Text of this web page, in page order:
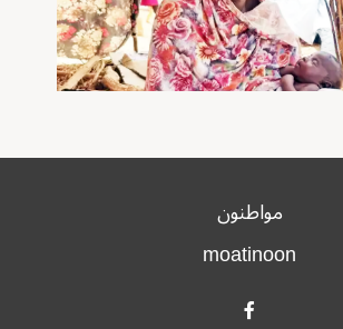
مواطنون
moatinoon